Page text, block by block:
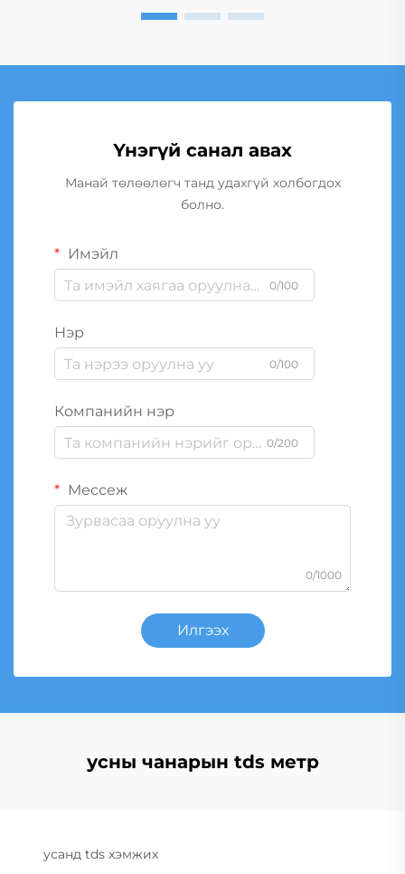
Үнэгүй санал авах
Манай төлөөлөгч танд удахгүй холбогдох
болно.
Имэйл
0/100
Нэр
0/100
Компанийн нэр
0/200
Мессеж
0/1000
Илгээх
усны чанарын tds метр
усанд tds хэмжих